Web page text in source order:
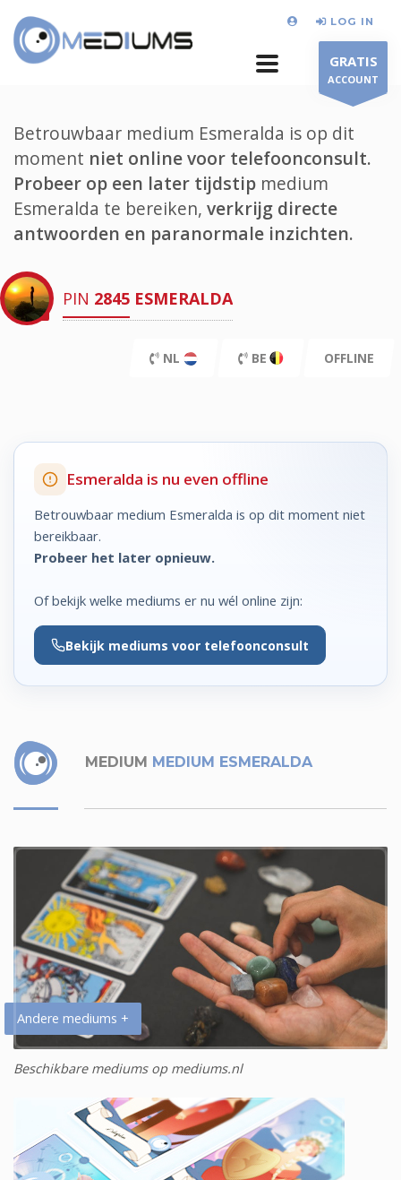
LOG IN
GRATIS
ACCOUNT
Betrouwbaar medium Esmeralda is op dit
moment niet online voor telefoonconsult.
Probeer op een later tijdstip medium
Esmeralda te bereiken, verkrijg directe
antwoorden en paranormale inzichten.
PIN 2845 ESMERALDA
NL BE OFFLINE
Esmeralda is nu even offline
Betrouwbaar medium Esmeralda is op dit moment niet
bereikbaar.
Probeer het later opnieuw.
Of bekijk welke mediums er nu wél online zijn:
Bekijk mediums voor telefoonconsult
MEDIUM MEDIUM ESMERALDA
Andere mediums +
Beschikbare mediums op mediums.nl